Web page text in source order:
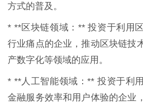
方式的普及。
* **区块链领域：** 投资于利用
行业痛点的企业，推动区块链技
产数字化等领域的应用。
* **人工智能领域：** 投资于利
金融服务效率和用户体验的企业